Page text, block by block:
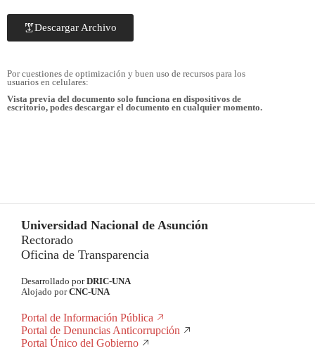
Descargar Archivo
Por cuestiones de optimización y buen uso de recursos para los
usuarios en celulares:
Vista previa del documento solo funciona en dispositivos de
escritorio, podes descargar el documento en cualquier momento.
Universidad Nacional de Asunción
Rectorado
Oficina de Transparencia
Desarrollado porDRIC-UNA
Alojado porCNC-UNA
Portal de Información Pública
Portal de Denuncias Anticorrupción
Portal Único del Gobierno